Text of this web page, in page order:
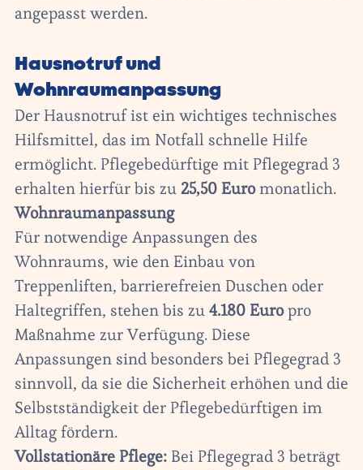
angepasst werden.
Hausnotruf und
Wohnraumanpassung
Der Hausnotruf ist ein wichtiges technisches
Hilfsmittel, das im Notfall schnelle Hilfe
ermöglicht. Pflegebedürftige mit Pflegegrad 3
erhalten hierfür bis zu 25,50 Euromonatlich.
Wohnraumanpassung
Für notwendige Anpassungen des
Wohnraums, wie den Einbau von
Treppenliften, barrierefreien Duschen oder
Haltegriffen, stehen bis zu 4.180 Europro
Maßnahme zur Verfügung. Diese
Anpassungen sind besonders bei Pflegegrad 3
sinnvoll, da sie die Sicherheit erhöhen und die
Selbstständigkeit der Pflegebedürftigen im
Alltag fördern.
Vollstationäre Pflege:Bei Pflegegrad 3 beträgt